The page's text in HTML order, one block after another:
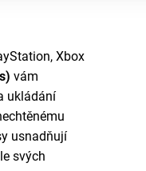
Xbox
vám
ukládání
usnadňují
svých